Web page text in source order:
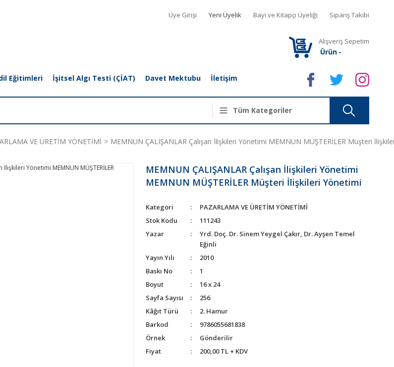
Üye Girişi Yeni Üyelik Bayi ve Kitapçı Üyeliği Sipariş Takibi
Alışveriş Sepetim
Ürün -
Eğitimleri İşitsel Algı Testi (ÇİAT) Davet Mektubu İletişim
VE ÜRETİM YÖNETİMİ MEMNUN ÇALIŞANLAR Çalışan İlişkileri Yönetimi MEMNUN MÜŞTERİLER Müşteri
MEMNUN ÇALIŞANLAR Çalışan İlişkileri Yönetimi
MEMNUN MÜŞTERİLER Müşteri İlişkileri Yönetimi
Kategori
PAZARLAMA VE ÜRETİM YÖNETİMİ
Stok Kodu
111243
Yazar
Yrd. Doç. Dr. Sinem Yeygel Çakır, Dr. Ayşen Temel
Eğinli
Yayın Yılı
2010
Baskı No
1
Boyut
16 x 24
Sayfa Sayısı
256
Kâğıt Türü
2. Hamur
Barkod
9786055681838
Örnek
Gönderilir
Fiyat
200,00 TL + KDV